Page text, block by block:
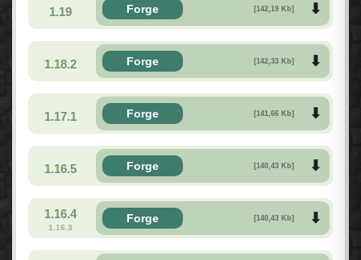
1.19 Forge [142,19 Kb]
1.18.2 Forge [142,33 Kb]
1.17.1 Forge [141,66 Kb]
1.16.5 Forge [140,43 Kb]
1.16.4
1.16.3
Forge [140,43 Kb]